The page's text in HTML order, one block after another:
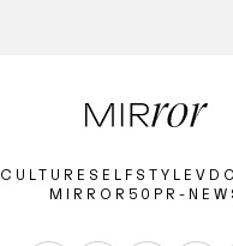
CULTURE SELF STYLE VDO
MIRROR50 PR-